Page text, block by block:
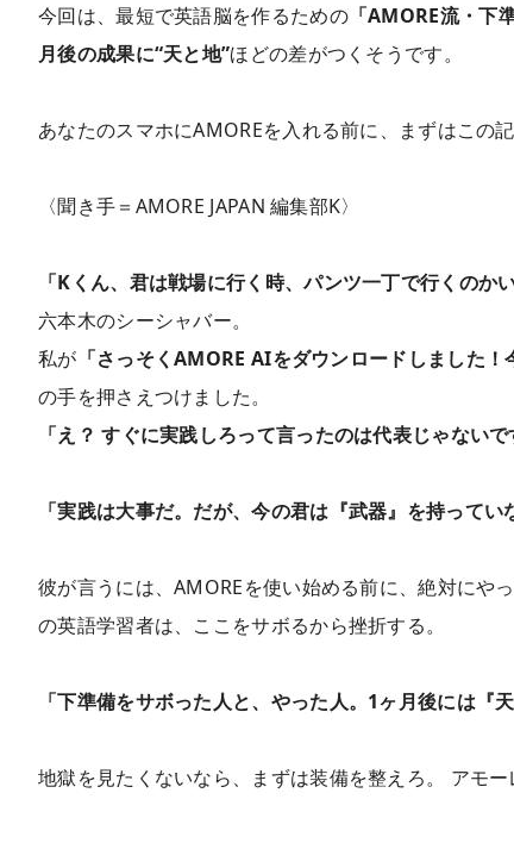
今回は、最短で英語脳を作るための「AMORE流・下
月後の成果に“天と地”ほどの差がつくそうです。
あなたのスマホにAMOREを入れる前に、まずはこの
〈聞き手＝AMORE JAPAN 編集部K〉
「Kくん、君は戦場に行く時、パンツ一丁で行くのかい
六本木のシーシャバー。
私が 「さっそくAMORE AIをダウンロードしました！
の手を押さえつけました。
「え？ すぐに実践しろって言ったのは代表じゃないで
「実践は大事だ。だが、今の君は『武器』を持って
彼が言うには、AMOREを使い始める前に、絶対にや
の英語学習者は、ここをサボるから挫折する。
「下準備をサボった人と、やった人。1ヶ月後には『
地獄を見たくないなら、まずは装備を整えろ。 アモ